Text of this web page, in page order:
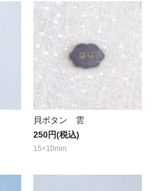
貝ボタン 雲
250円(税込)
15×10mm